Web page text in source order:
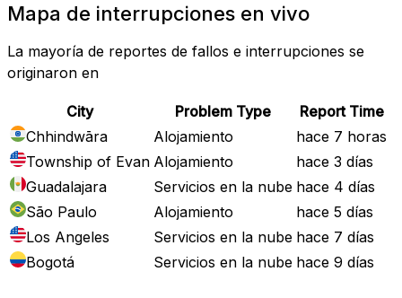
Mapa de interrupciones en vivo
La mayoría de reportes de fallos e interrupciones se
originaron en
City Problem Type
Report Time
Chhindwāra
Alojamiento
hace 7 horas
Township of Evan Alojamiento
hace 3 días
Guadalajara
Servicios en la nube hace 4 días
São Paulo
Alojamiento
hace 5 días
Los Angeles
Servicios en la nube hace 7 días
Bogotá
Servicios en la nube hace 9 días